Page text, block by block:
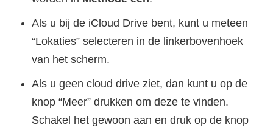
Als u bij de iCloud Drive bent, kunt u meteen
“Lokaties” selecteren in de linkerbovenhoek
van het scherm.
Als u geen cloud drive ziet, dan kunt u op de
knop “Meer” drukken om deze te vinden.
Schakel het gewoon aan en druk op de knop